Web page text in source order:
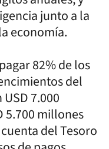
junto a la
economía.
82% de los
del
7.000
5.700 millones
del Tesoro